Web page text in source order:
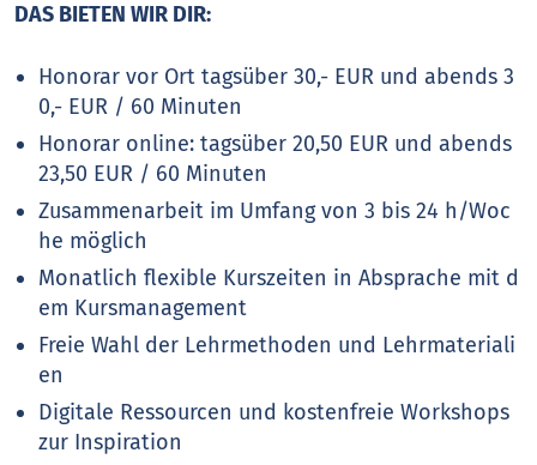
DAS BIETEN WIR DIR:
Honorar vor Ort tagsüber 30,- EUR und abends 3
0,- EUR / 60 Minuten
Honorar online: tagsüber 20,50 EUR und abends
23,50 EUR / 60 Minuten
Zusammenarbeit im Umfang von 3 bis 24 h/Woc
he möglich
Monatlich flexible Kurszeiten in Absprache mit d
em Kursmanagement
Freie Wahl der Lehrmethoden und Lehrmateriali
en
Digitale Ressourcen und kostenfreie Workshops
zur Inspiration